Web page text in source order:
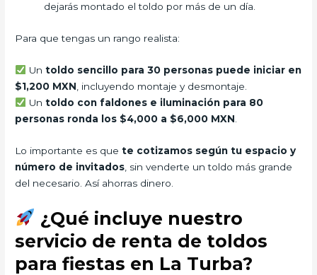
dejarás montado el toldo por más de un día.
Para que tengas un rango realista:
Un toldo sencillo para 30 personas puede iniciar en
$1,200 MXN , incluyendo montaje y desmontaje.
Un toldo con faldones e iluminación para 80
personas ronda los $4,000 a $6,000 MXN
Lo importante es quete cotizamos según tu espacio y
número de invitados , sin venderte un toldo más grande
del necesario. Así ahorras dinero.
¿Qué incluye nuestro
servicio de renta de toldos
para fiestas en La Turba?